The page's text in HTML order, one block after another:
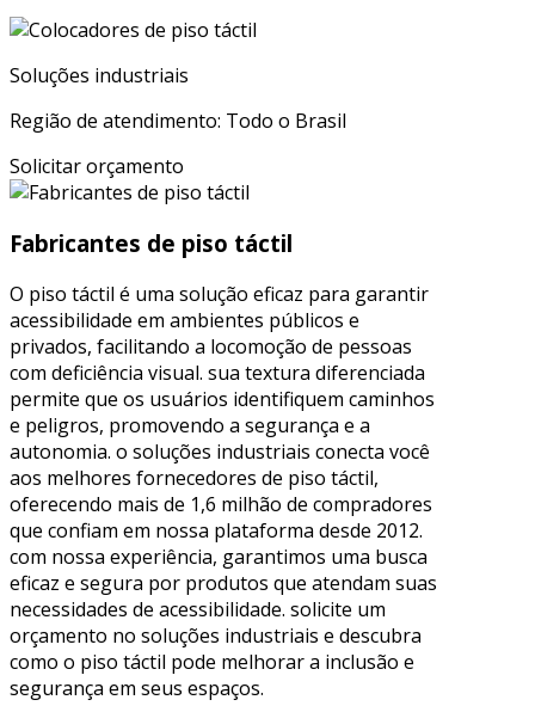
Soluções industriais
Região de atendimento: Todo o Brasil
Solicitar orçamento
Fabricantes de piso táctil
O piso táctil é uma solução eficaz para garantir
acessibilidade em ambientes públicos e
privados, facilitando a locomoção de pessoas
com deficiência visual. sua textura diferenciada
permite que os usuários identifiquem caminhos
e peligros, promovendo a segurança e a
autonomia. o soluções industriais conecta você
aos melhores fornecedores de piso táctil,
oferecendo mais de 1,6 milhão de compradores
que confiam em nossa plataforma desde 2012.
com nossa experiência, garantimos uma busca
eficaz e segura por produtos que atendam suas
necessidades de acessibilidade. solicite um
orçamento no soluções industriais e descubra
como o piso táctil pode melhorar a inclusão e
segurança em seus espaços.